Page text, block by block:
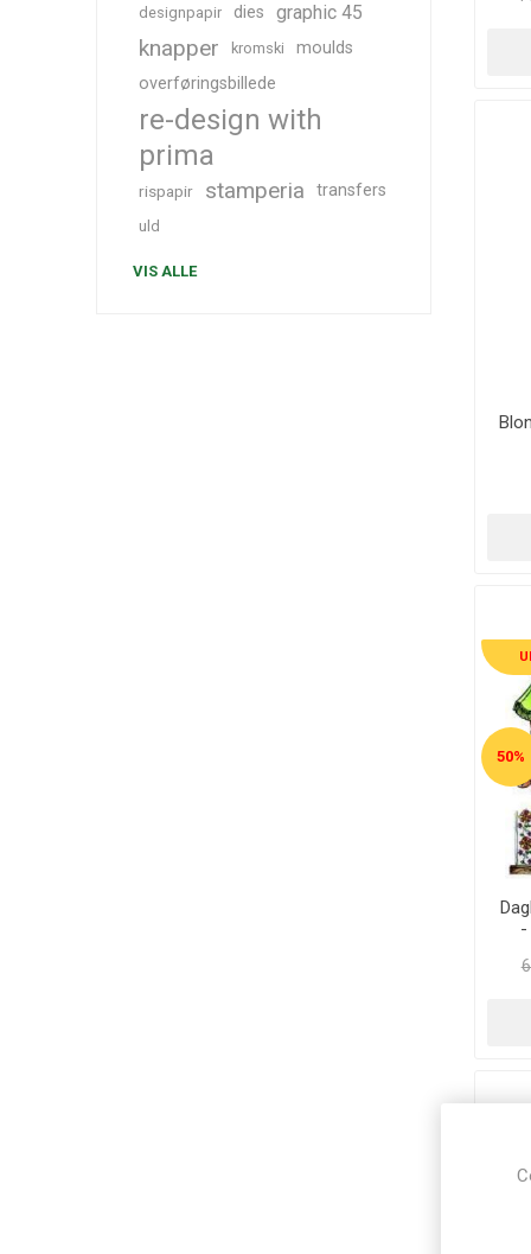
50%
-
designpapir dies graphic 45
knapper kromski
moulds
overføringsbillede
re-design with
prima
rispapir stamperia transfers
uld
VIS ALLE